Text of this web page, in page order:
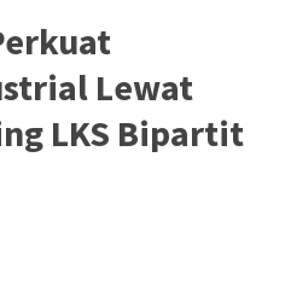
Lewat
LKS Bipartit